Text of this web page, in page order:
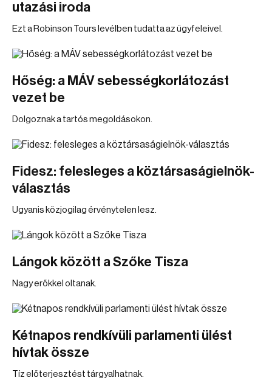
utazási iroda
Ezt a Robinson Tours levélben tudatta az ügyfeleivel.
Hőség: a MÁV sebességkorlátozást
vezet be
Dolgoznak a tartós megoldásokon.
Fidesz: felesleges a köztársaságielnök-
választás
Ugyanis közjogilag érvénytelen lesz.
Lángok között a Szőke Tisza
Nagy erőkkel oltanak.
Kétnapos rendkívüli parlamenti ülést
hívtak össze
Tíz előterjesztést tárgyalhatnak.